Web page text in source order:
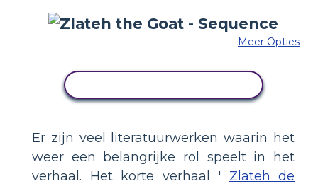
Meer Opties
Er zijn veel literatuurwerken waarin het
weer een belangrijke rol speelt in het
verhaal. Het korte verhaal ' Zlateh de